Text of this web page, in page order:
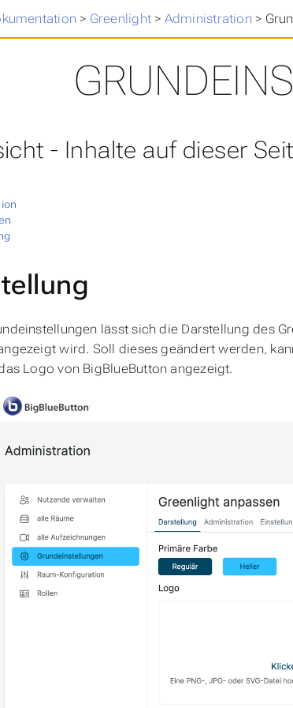
> Greenlight > Administration >
- Inhalte auf dieser
lässt sich die Darstellung des
wird. Soll dieses geändert werden,
Logo von BigBlueButton angezeigt.